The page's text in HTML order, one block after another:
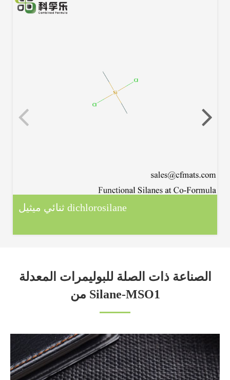
ثنائي ميثيل dichlorosilane
الصناعة ذات الصلة للبوليمرات المعدلة
من Silane-MSO1